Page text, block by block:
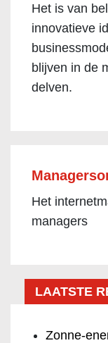
Het is van
innovatieve
blijven in de
delven.
Het
managers
LAATSTE
Zonne-